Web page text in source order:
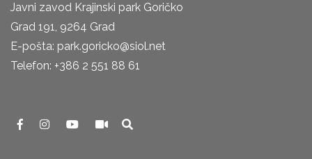
Javni zavod Krajinski park Goričko
Grad 191, 9264 Grad
E-pošta: park.goricko@siol.net
Telefon: +386 2 551 88 61